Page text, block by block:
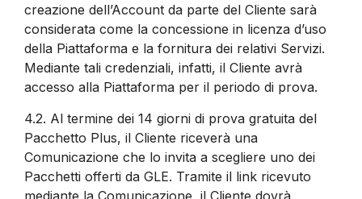
creazione dell’Account da parte del Cliente sarà
considerata come la concessione in licenza d’uso
della Piattaforma e la fornitura dei relativi Servizi.
Mediante tali credenziali, infatti, il Cliente avrà
accesso alla Piattaforma per il periodo di prova.
4.2. Al termine dei 14 giorni di prova gratuita del
Pacchetto Plus, il Cliente riceverà una
Comunicazione che lo invita a scegliere uno dei
Pacchetti offerti da GLE. Tramite il link ricevuto
mediante la Comunicazione, il Cliente dovrà